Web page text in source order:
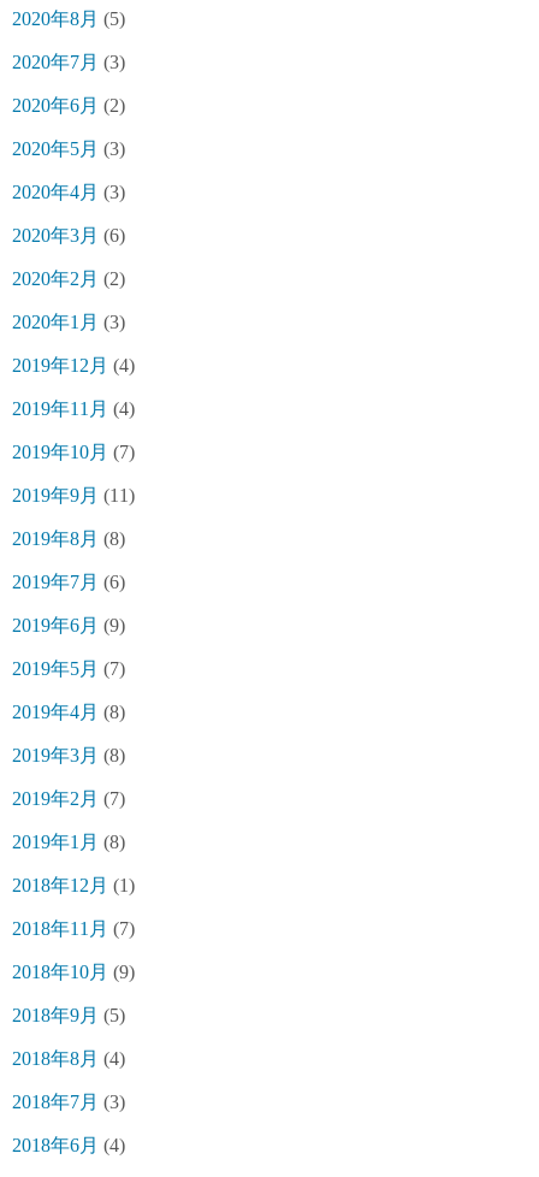
2020年8月 (5)
2020年7月 (3)
2020年6月 (2)
2020年5月 (3)
2020年4月 (3)
2020年3月 (6)
2020年2月 (2)
2020年1月 (3)
2019年12月 (4)
2019年11月 (4)
2019年10月 (7)
2019年9月 (11)
2019年8月 (8)
2019年7月 (6)
2019年6月 (9)
2019年5月 (7)
2019年4月 (8)
2019年3月 (8)
2019年2月 (7)
2019年1月 (8)
2018年12月 (1)
2018年11月 (7)
2018年10月 (9)
2018年9月 (5)
2018年8月 (4)
2018年7月 (3)
2018年6月 (4)